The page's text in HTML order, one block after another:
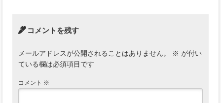
コメントを残す
メールアドレスが公開されることはありません。 ※ が付い
ている欄は必須項目です
コメント ※